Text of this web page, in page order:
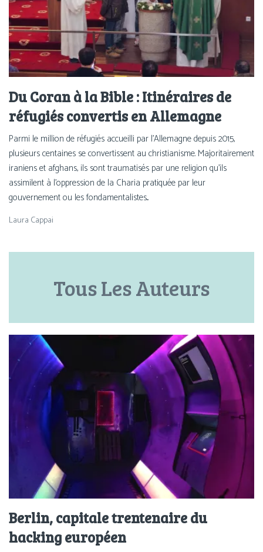
Du Coran à la Bible : Itinéraires de
réfugiés convertis en Allemagne
Parmi le million de réfugiés accueilli par l’Allemagne depuis 2015,
plusieurs centaines se convertissent au christianisme. Majoritairement
iraniens et afghans, ils sont traumatisés par une religion qu’ils
assimilent à l’oppression de la Charia pratiquée par leur
gouvernement ou les fondamentalistes...
Laura Cappai
Tous Les Auteurs
Berlin, capitale trentenaire du
hacking européen